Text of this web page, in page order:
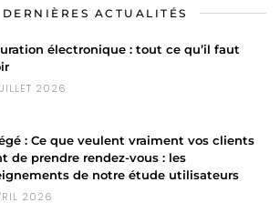
DERNIÈRES ACTUALITÉS
électronique : tout ce qu’il faut
2026
: Ce que veulent vraiment vos clients
de prendre rendez-vous : les
de notre étude utilisateurs
2026